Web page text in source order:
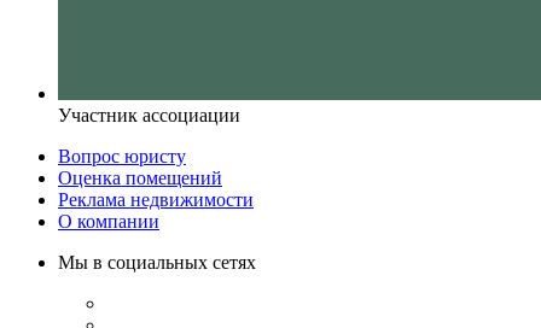
Участник ассоциации
Вопрос юристу
Оценка помещений
Реклама недвижимости
О компании
Мы в социальных сетях